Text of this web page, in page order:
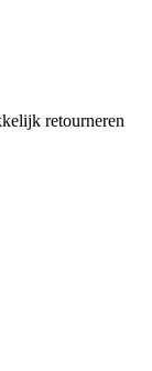
retourneren